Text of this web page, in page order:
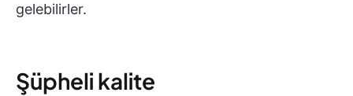
gelebilirler.
Şüpheli kalite